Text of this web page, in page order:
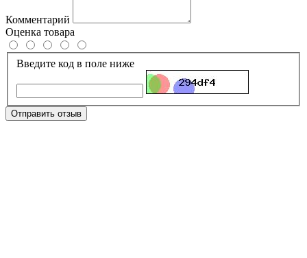
Комментарий
Оценка товара
Введите код в поле ниже
Отправить отзыв